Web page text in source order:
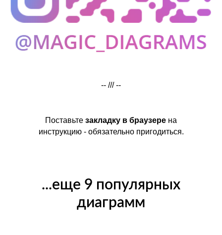
-- /// --
Поставьте закладку в браузере на
инструкцию - обязательно пригодиться.
...еще 9 популярных
диаграмм